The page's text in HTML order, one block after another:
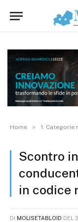
Home » 1. Categorie
Scontro
in codice
DI MOLISETABLOID DEL